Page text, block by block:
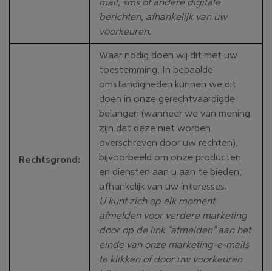
berichten, afhankelijk van uw
voorkeuren.
Rechtsgrond:
Waar nodig doen wij dit met uw
toestemming. In bepaalde
omstandigheden kunnen we dit
doen in onze gerechtvaardigde
belangen (wanneer we van mening
zijn dat deze niet worden
overschreven door uw rechten),
bijvoorbeeld om onze producten
en diensten aan u aan te bieden,
afhankelijk van uw interesses.
U kunt zich op elk moment
afmelden voor verdere marketing
door op de link "afmelden" aan het
einde van onze marketing-e-mails
te klikken of door uw voorkeuren